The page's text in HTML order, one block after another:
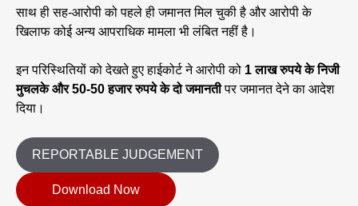
साथ ही सह-आरोपी को पहले ही जमानत मिल चुकी है और आरोपी के
खिलाफ कोई अन्य आपराधिक मामला भी लंबित नहीं है।
इन परिस्थितियों को देखते हुए हाईकोर्ट ने आरोपी को 1 लाख रुपये के निजी
मुचलके और 50-50 हजार रुपये के दो जमानतीपर जमानत देने का आदेश
दिया।
REPORTABLE JUDGEMENT
Download Now